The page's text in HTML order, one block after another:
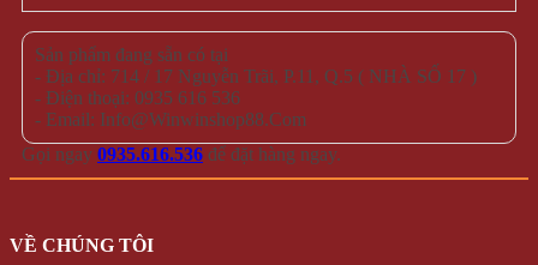
Sản phẩm đang sẵn có tại
- Địa chỉ: 714 / 17 Nguyễn Trãi, P.11, Q.5 ( NHÀ SỐ 17 )
- Điện thoại: 0935 616 536
- Email: Info@Winwinshop88.Com
Gọi ngay 0935.616.536 để đặt hàng ngay.
VỀ CHÚNG TÔI